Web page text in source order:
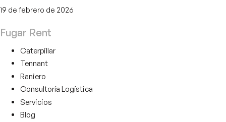
19 de febrero de 2026
Fugar Rent
Caterpillar
Tennant
Raniero
Consultoría Logística
Servicios
Blog